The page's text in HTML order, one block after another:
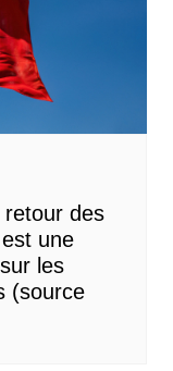
des
une
les
(source